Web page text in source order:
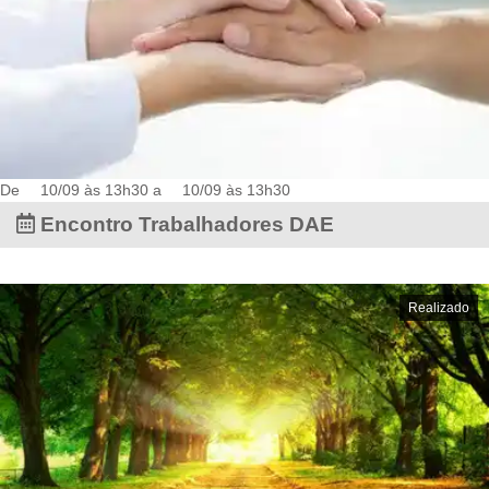
De 10/09 às 13h30 a 10/09 às 13h30
Encontro Trabalhadores DAE
Realizado